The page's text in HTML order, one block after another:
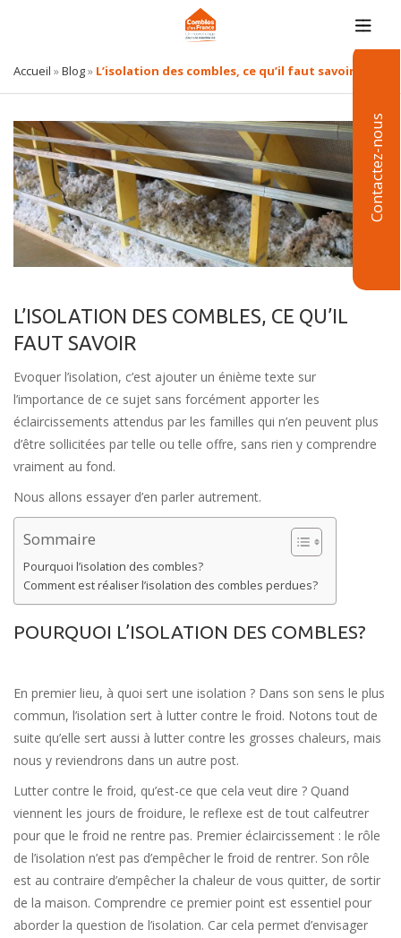
Contactez-nous
Accueil »Blog» L’isolation des combles, ce qu’il faut savoir
L’ISOLATION DES COMBLES, CE QU’IL
FAUT SAVOIR
Evoquer l’isolation, c’est ajouter un énième texte sur
l’importance de ce sujet sans forcément apporter les
éclaircissements attendus par les familles qui n’en peuvent plus
d’être sollicitées par telle ou telle offre, sans rien y comprendre
vraiment au fond.
Nous allons essayer d’en parler autrement.
Sommaire
Pourquoi l’isolation des combles?
Comment est réaliser l’isolation des combles perdues?
POURQUOI L’ISOLATION DES COMBLES?
En premier lieu, à quoi sert une isolation ? Dans son sens le plus
commun, l’isolation sert à lutter contre le froid. Notons tout de
suite qu’elle sert aussi à lutter contre les grosses chaleurs, mais
nous y reviendrons dans un autre post.
Lutter contre le froid, qu’est-ce que cela veut dire ? Quand
viennent les jours de froidure, le reflexe est de tout calfeutrer
pour que le froid ne rentre pas. Premier éclaircissement : le rôle
de l’isolation n’est pas d’empêcher le froid de rentrer. Son rôle
est au contraire d’empêcher la chaleur de vous quitter, de sortir
de la maison. Comprendre ce premier point est essentiel pour
aborder la question de l’isolation. Car cela permet d’envisager